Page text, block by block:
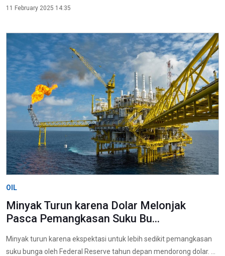
11 February 2025 14:35
OIL
Minyak Turun karena Dolar Melonjak
Pasca Pemangkasan Suku Bu...
Minyak turun karena ekspektasi untuk lebih sedikit pemangkasan
suku bunga oleh Federal Reserve tahun depan mendorong dolar. ...